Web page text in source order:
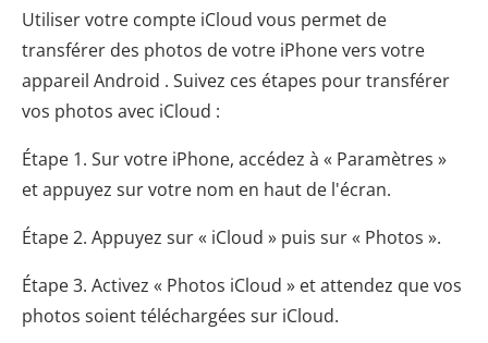
Utiliser votre compte iCloud vous permet de
transférer des photos de votre iPhone vers votre
appareil Android . Suivez ces étapes pour transférer
vos photos avec iCloud :
Étape 1. Sur votre iPhone, accédez à « Paramètres »
et appuyez sur votre nom en haut de l'écran.
Étape 2. Appuyez sur « iCloud » puis sur « Photos ».
Étape 3. Activez « Photos iCloud » et attendez que vos
photos soient téléchargées sur iCloud.